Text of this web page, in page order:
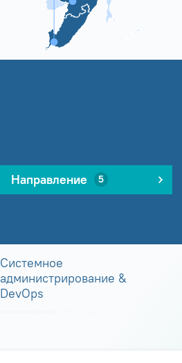
Направление 5
Системное
администрирование &
DevOps